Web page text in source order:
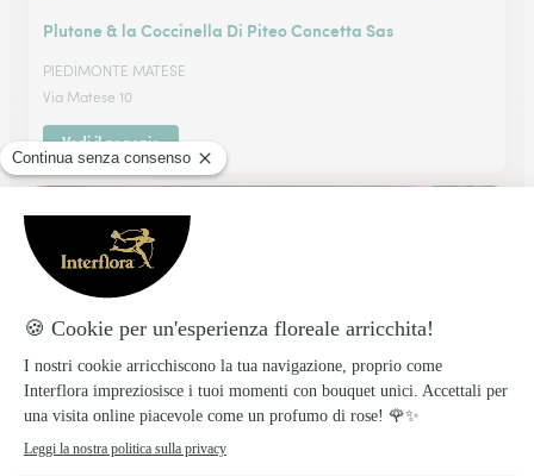
Plutone & la Coccinella Di Piteo Concetta Sas
PIEDIMONTE MATESE
Via Matese 10
Vedi il negozio
Griffo Luigi
★★★★★4.9 (7)